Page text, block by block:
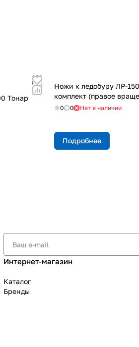
Тонар
Ножи к ледобуру ЛР-
комплект (правое
0 0 Нет в наличии
Подробнее
Интернет-магазин
Каталог
Бренды